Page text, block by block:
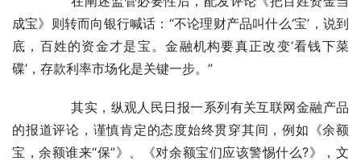
成宝》则转而向银行喊话：“不论理财产品叫什么‘宝’，说到
底，百姓的资金才是宝。金融机构要真正改变‘看钱下菜
碟’，存款利率市场化是关键一步。”
的报道评论，谨慎肯定的态度始终贯穿其间，例如《余额
宝，余额谁来“保”》、《对余额宝们应该警惕什么?》，文